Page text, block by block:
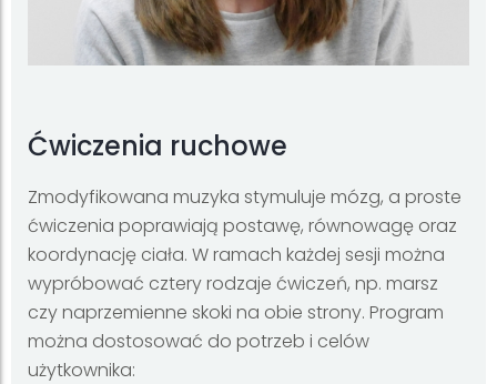
Ćwiczenia ruchowe
Zmodyfikowana muzyka stymuluje mózg, a proste
ćwiczenia poprawiają postawę, równowagę oraz
koordynację ciała. W ramach każdej sesji można
wypróbować cztery rodzaje ćwiczeń, np. marsz
czy naprzemienne skoki na obie strony. Program
można dostosować do potrzeb i celów
użytkownika: